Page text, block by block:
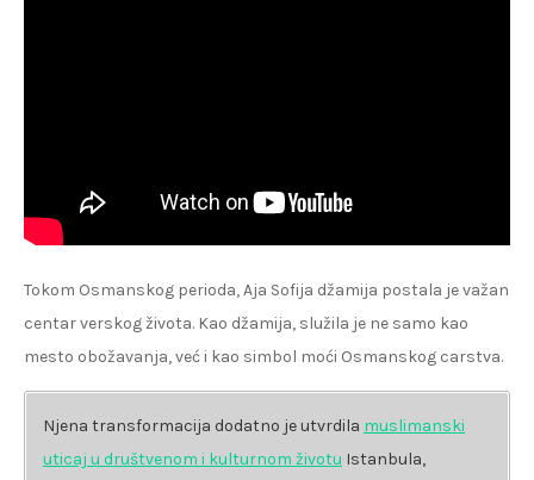
Tokom Osmanskog perioda, Aja Sofija džamija postala je važan
centar verskog života. Kao džamija, služila je ne samo kao
mesto obožavanja, već i kao simbol moći Osmanskog carstva.
Njena transformacija dodatno je utvrdila muslimanski
uticaj u društvenom i kulturnom životu Istanbula,